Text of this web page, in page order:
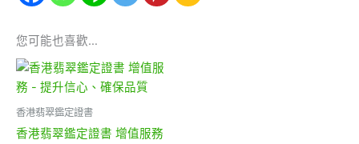
您可能也喜歡…
香港翡翠鑑定證書
香港翡翠鑑定證書 增值服務